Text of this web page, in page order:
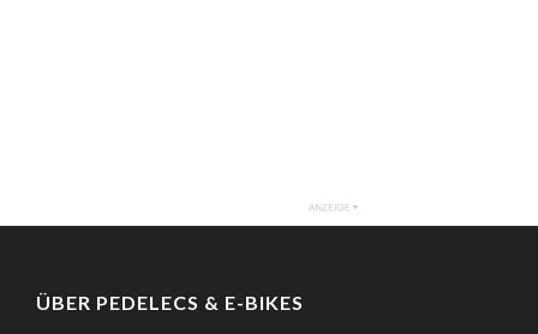
ÜBER PEDELECS & E-BIKES